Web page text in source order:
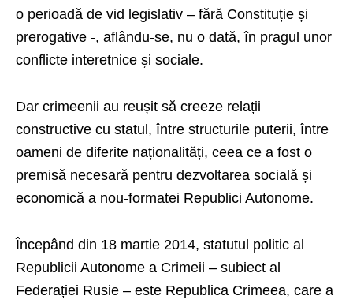
o perioadă de vid legislativ – fără Constituție și
prerogative -, aflându-se, nu o dată, în pragul unor
conflicte interetnice și sociale.
Dar crimeenii au reușit să creeze relații
constructive cu statul, între structurile puterii, între
oameni de diferite naționalități, ceea ce a fost o
premisă necesară pentru dezvoltarea socială și
economică a nou-formatei Republici Autonome.
Începând din 18 martie 2014, statutul politic al
Republicii Autonome a Crimeii – subiect al
Federației Rusie – este Republica Crimeea, care a